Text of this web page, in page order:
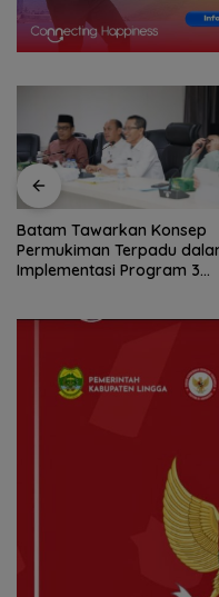
Akhir Pekan, Arus Wisman di
Pelabuhan Batam Centre
Membludak